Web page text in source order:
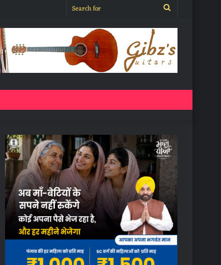
Search
for